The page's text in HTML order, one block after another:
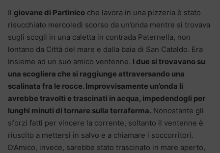
Il giovane di Partinico che lavora in una pizzeria è stato
risucchiato mercoledì scorso da un’onda mentre si trovava
sugli scogli in una caletta in contrada Paternella, non
lontano da Città del mare e dalla baia di San Cataldo. Era
insieme ad un suo amico ventenne. I due si trovavano su
una scogliera che si raggiunge attraversando una
scalinata fra le rocce. Improvvisamente un’onda li
avrebbe travolti e trascinati in acqua, impedendogli per
lunghi minuti di tornare sulla terraferma. Nonostante gli
sforzi fatti per vincere la corrente, soltanto il ventenne è
riuscito a mettersi in salvo e a chiamare i soccorritori.
D’Amico, invece, sarebbe stato trascinato in mare aperto,